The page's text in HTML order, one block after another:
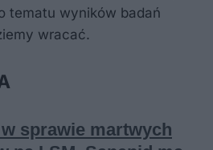
tematu wyników badań
wracać.